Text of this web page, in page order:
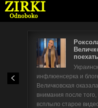
инфлюенсерка и
Величковская
внимания после того,
всплыло старое